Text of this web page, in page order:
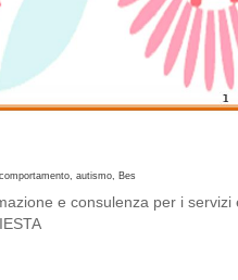
autismo, Bes
e consulenza per i servizi